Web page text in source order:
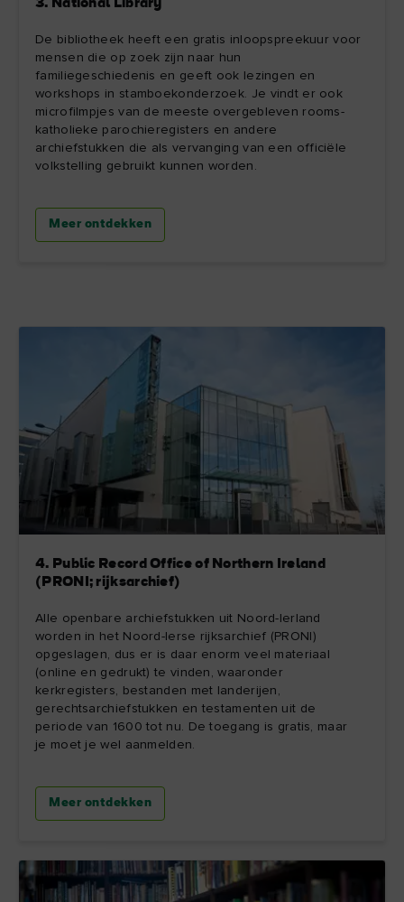
3. National Library
De bibliotheek heeft een gratis inloopspreekuur voor
mensen die op zoek zijn naar hun
familiegeschiedenis en geeft ook lezingen en
workshops in stamboekonderzoek. Je vindt er ook
microfilmpjes van de meeste overgebleven rooms-
katholieke parochieregisters en andere
archiefstukken die als vervanging van een officiële
volkstelling gebruikt kunnen worden.
Meer ontdekken
4. Public Record Office of Northern Ireland
(PRONI; rijksarchief)
Alle openbare archiefstukken uit Noord-Ierland
worden in het Noord-Ierse rijksarchief (PRONI)
opgeslagen, dus er is daar enorm veel materiaal
(online en gedrukt) te vinden, waaronder
kerkregisters, bestanden met landerijen,
gerechtsarchiefstukken en testamenten uit de
periode van 1600 tot nu. De toegang is gratis, maar
je moet je wel aanmelden.
Meer ontdekken